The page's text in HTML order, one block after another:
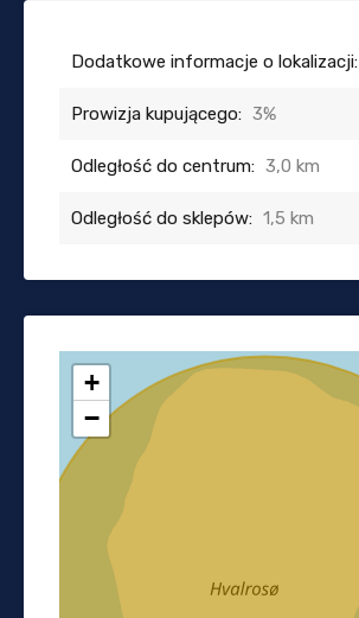
Dodatkowe informacje o lokalizacji:
Prowizja kupującego: 3%
Odległość do centrum: 3,0 km
Odległość do sklepów: 1,5 km
+
−